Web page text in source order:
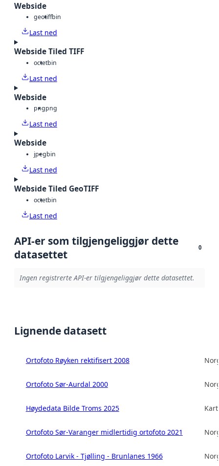
Webside
geotiffbin
Last ned
Webside Tiled TIFF
octetbin
Last ned
Webside
pngpng
Last ned
Webside
jpegbin
Last ned
Webside Tiled GeoTIFF
octetbin
Last ned
API-er som tilgjengeliggjør dette
datasettet
0
Ingen registrerte API-er tilgjengeliggjør dette datasettet.
Lignende datasett
Ortofoto Røyken rektifisert 2008
Ortofoto Sør-Aurdal 2000
Høydedata Bilde Troms 2025
Ortofoto Sør-Varanger midlertidig ortofoto 2021
Ortofoto Larvik - Tjølling - Brunlanes 1966